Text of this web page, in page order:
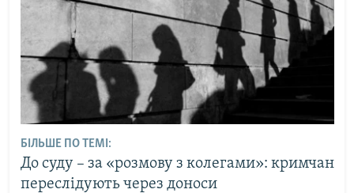
БІЛЬШЕ ПО ТЕМІ:
До суду – за «розмову з колегами»: кримчан
переслідують через доноси